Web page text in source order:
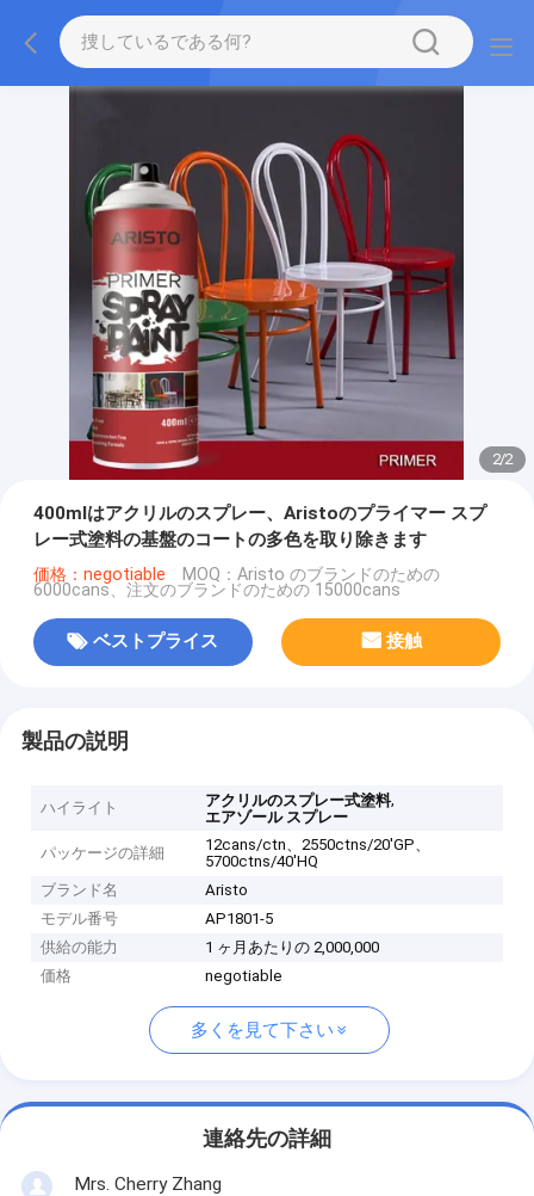
2/2
400mlはアクリルのスプレー、Aristoのプライマー スプ
レー式塗料の基盤のコートの多色を取り除きます
価格：negotiable MOQ：Aristo のブランドのための
6000cans、注文のブランドのための 15000cans
ベストプライス 接触
製品の説明
ハイライト アクリルのスプレー式塗料,
エアゾール スプレー
パッケージの詳細
12cans/ctn、2550ctns/20'GP、
5700ctns/40'HQ
ブランド名
Aristo
モデル番号
AP1801-5
供給の能力
1 ヶ月あたりの 2,000,000
価格
negotiable
多くを見て下さい
連絡先の詳細
Mrs. Cherry Zhang